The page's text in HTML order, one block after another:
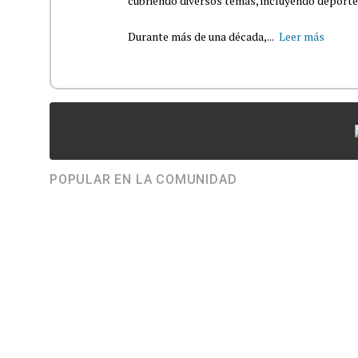
Durante más de una década,... Leer más
POPULAR EN LA COMUNIDAD